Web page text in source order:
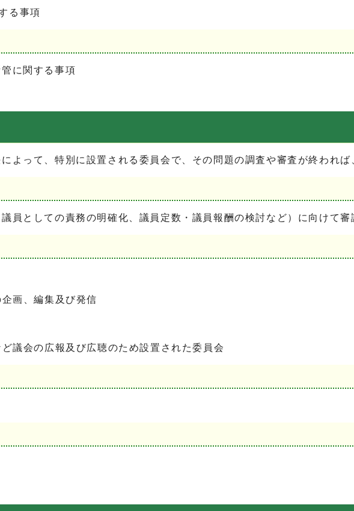
る事項
に関する事項
って、特別に設置される委員会で、その問題の調査や審査が終われば
としての責務の明確化、議員定数・議員報酬の検討など）に向けて審
画、編集及び発信
会の広報及び広聴のため設置された委員会